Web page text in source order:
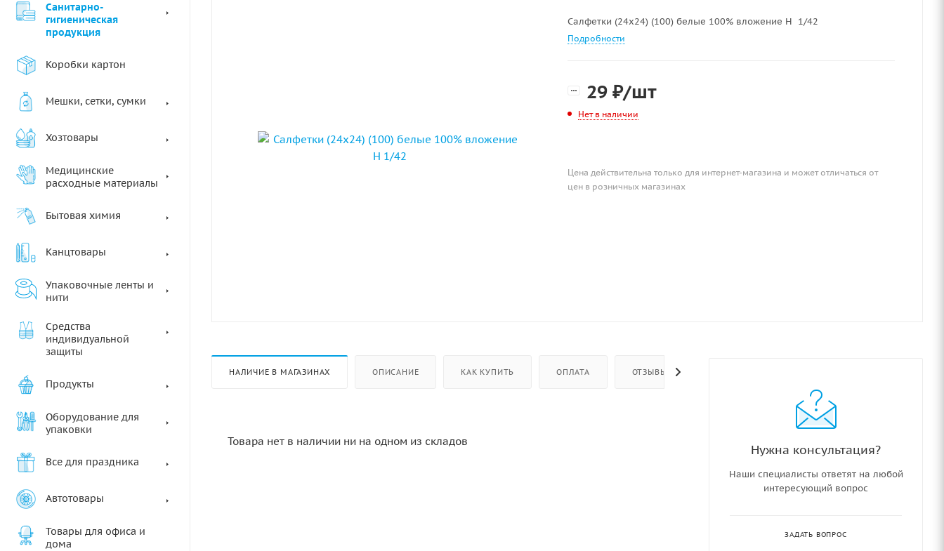
Санитарно-
гигиеническая
продукция
Коробки картон
Мешки, сетки, сумки
Хозтовары
Медицинские
расходные материалы
Бытовая химия
Канцтовары
Упаковочные ленты и
нити
Средства
индивидуальной
защиты
Продукты
Оборудование для
упаковки
Все для праздника
Автотовары
Товары для офиса и
дома
Салфетки (24х24) (100) белые 100% вложение Н 1/42
Подробности
29₽/шт
Нет в наличии
Цена действительна только для интернет-магазина и может отличаться от
цен в розничных магазинах
НАЛИЧИЕ В МАГАЗИНАХ ОПИСАНИЕ КАК КУПИТЬ ОПЛАТА ОТЗЫВЫ
Товара нет в наличии ни на одном из складов
Нужна консультация?
Наши специалисты ответят на любой
интересующий вопрос
ЗАДАТЬ ВОПРОС